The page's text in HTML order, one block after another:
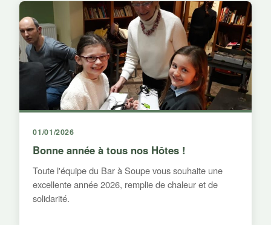
01/01/2026
Bonne année à tous nos Hôtes !
Toute l'équipe du Bar à Soupe vous souhaite une
excellente année 2026, remplie de chaleur et de
solidarité.